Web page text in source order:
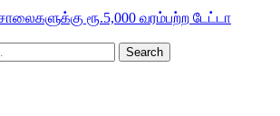
ரூ.5,000 வரம்பற்ற டேட்டா
Search